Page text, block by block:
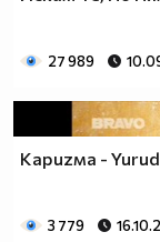
27 989
Кариzма -
3 779